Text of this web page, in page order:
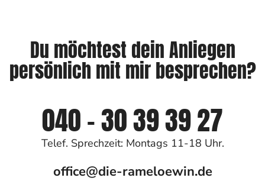
Du möchtest dein Anliegen
persönlich mit mir besprechen?
040 - 30 39 39 27
Telef. Sprechzeit: Montags 11-18 Uhr.
office@die-rameloewin.de